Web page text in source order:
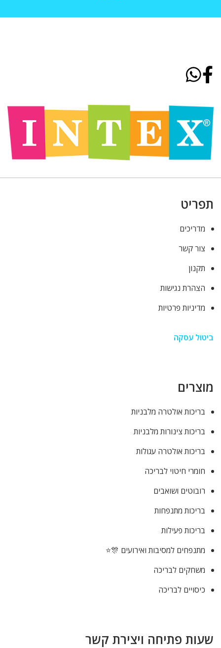
תפריט
מדריכים
צור קשר
תקנון
הצהרת נגישות
מדיניות פרטיות
ביטול עסקה
מוצרים
בריכות אולטרה מלבניות
בריכות צינורות מלבניות
בריכות אולטרה עגולות
חומרי חיטוי לבריכה
רובוטים ושואבים
בריכות מתנפחות
בריכות פעילות
מתנפחים למסיבות ואירועים 🎊⭐
משחקים לבריכה
כיסויים לבריכה
שעות פתיחה ויצירת קשר